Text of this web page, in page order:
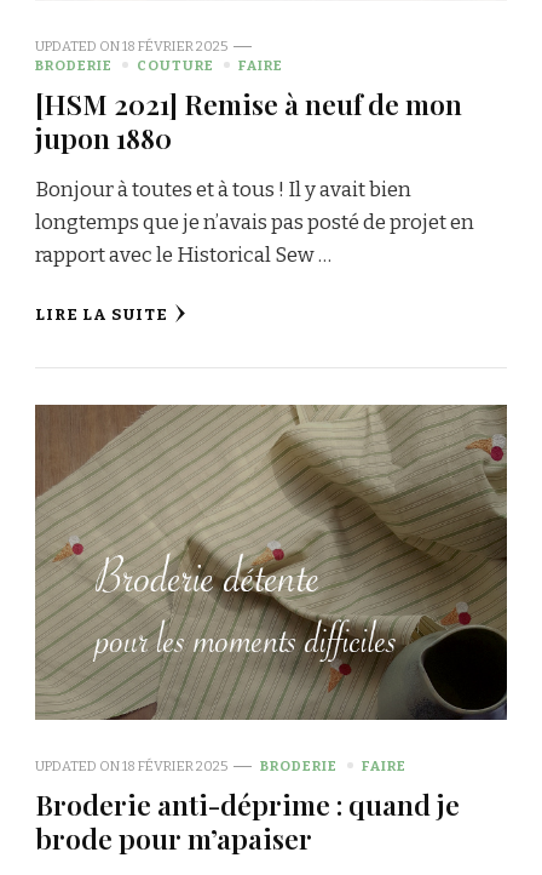
UPDATED ON18 FÉVRIER 2025
BRODERIE
COUTURE FAIRE
[HSM 2021] Remise à neuf de mon
jupon 1880
Bonjour à toutes et à tous ! Il y avait bien
longtemps que je n’avais pas posté de projet en
rapport avec le Historical Sew …
LIRE LA SUITE
UPDATED ON18 FÉVRIER 2025 BRODERIE FAIRE
Broderie anti-déprime : quand je
brode pour m’apaiser